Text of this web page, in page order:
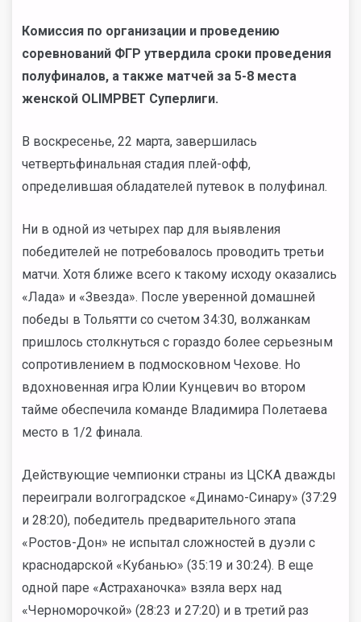
Комиссия по организации и проведению
соревнований ФГР утвердила сроки проведения
полуфиналов, а также матчей за 5-8 места
женской OLIMPBET Суперлиги.
В воскресенье, 22 марта, завершилась
четвертьфинальная стадия плей-офф,
определившая обладателей путевок в полуфинал.
Ни в одной из четырех пар для выявления
победителей не потребовалось проводить третьи
матчи. Хотя ближе всего к такому исходу оказались
«Лада» и «Звезда». После уверенной домашней
победы в Тольятти со счетом 34:30, волжанкам
пришлось столкнуться с гораздо более серьезным
сопротивлением в подмосковном Чехове. Но
вдохновенная игра Юлии Кунцевич во втором
тайме обеспечила команде Владимира Полетаева
место в 1/2 финала.
Действующие чемпионки страны из ЦСКА дважды
переиграли волгоградское «Динамо-Синару» (37:29
и 28:20), победитель предварительного этапа
«Ростов-Дон» не испытал сложностей в дуэли с
краснодарской «Кубанью» (35:19 и 30:24). В еще
одной паре «Астраханочка» взяла верх над
«Черноморочкой» (28:23 и 27:20) и в третий раз